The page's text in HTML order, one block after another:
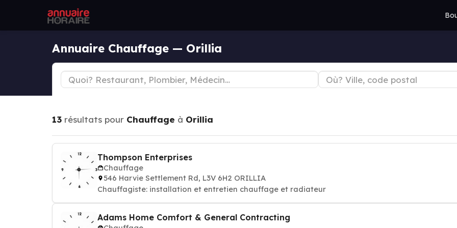
Annuaire Chauffage — Orillia
13 résultats pour Chauffage à Orillia
Thompson Enterprises
Chauffage
546 Harvie Settlement Rd, L3V 6H2 ORILLIA
Chauffagiste: installation et entretien chauffage et radiateur
Adams Home Comfort & General Contracting